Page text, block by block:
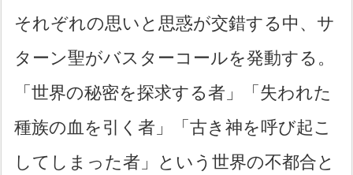
それぞれの思いと思惑が交錯する中、サ
ターン聖がバスターコールを発動する。
「世界の秘密を探求する者」「失われた
種族の血を引く者」「古き神を呼び起こ
してしまった者」という世界の不都合と